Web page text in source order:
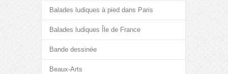
Balades ludiques à pied dans Paris
Balades ludiques Île de France
Bande dessinée
Beaux-Arts